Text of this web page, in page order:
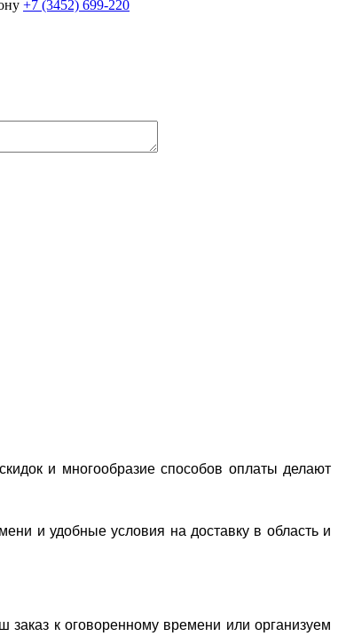
+7 (3452) 699-220
и многообразие способов оплаты делают
и удобные условия на доставку в область и
к оговоренному времени или организуем